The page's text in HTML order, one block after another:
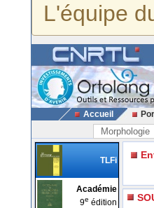
L'équipe
Accueil
Morphologie
TLFi
Académie
9e édition